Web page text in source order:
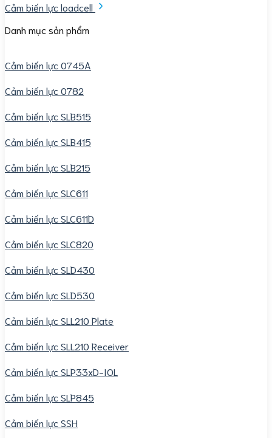
Cảm biến lực loadcell
Danh mục sản phẩm
Cảm biến lực 0745A
Cảm biến lực 0782
Cảm biến lực SLB515
Cảm biến lực SLB415
Cảm biến lực SLB215
Cảm biến lực SLC611
Cảm biến lực SLC611D
Cảm biến lực SLC820
Cảm biến lực SLD430
Cảm biến lực SLD530
Cảm biến lực SLL210 Plate
Cảm biến lực SLL210 Receiver
Cảm biến lực SLP33xD-IOL
Cảm biến lực SLP845
Cảm biến lực SSH